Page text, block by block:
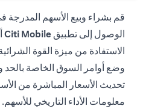
قم بشراء وبيع الأسهم المدرجة
الوصول إلى تطبيق Citi Mobile
الاستفادة من ميزة القوة
وضع أوامر السوق الخاصة
تحديث الأسعار المباشرة من
معلومات الأداء التاريخي للأسهم.